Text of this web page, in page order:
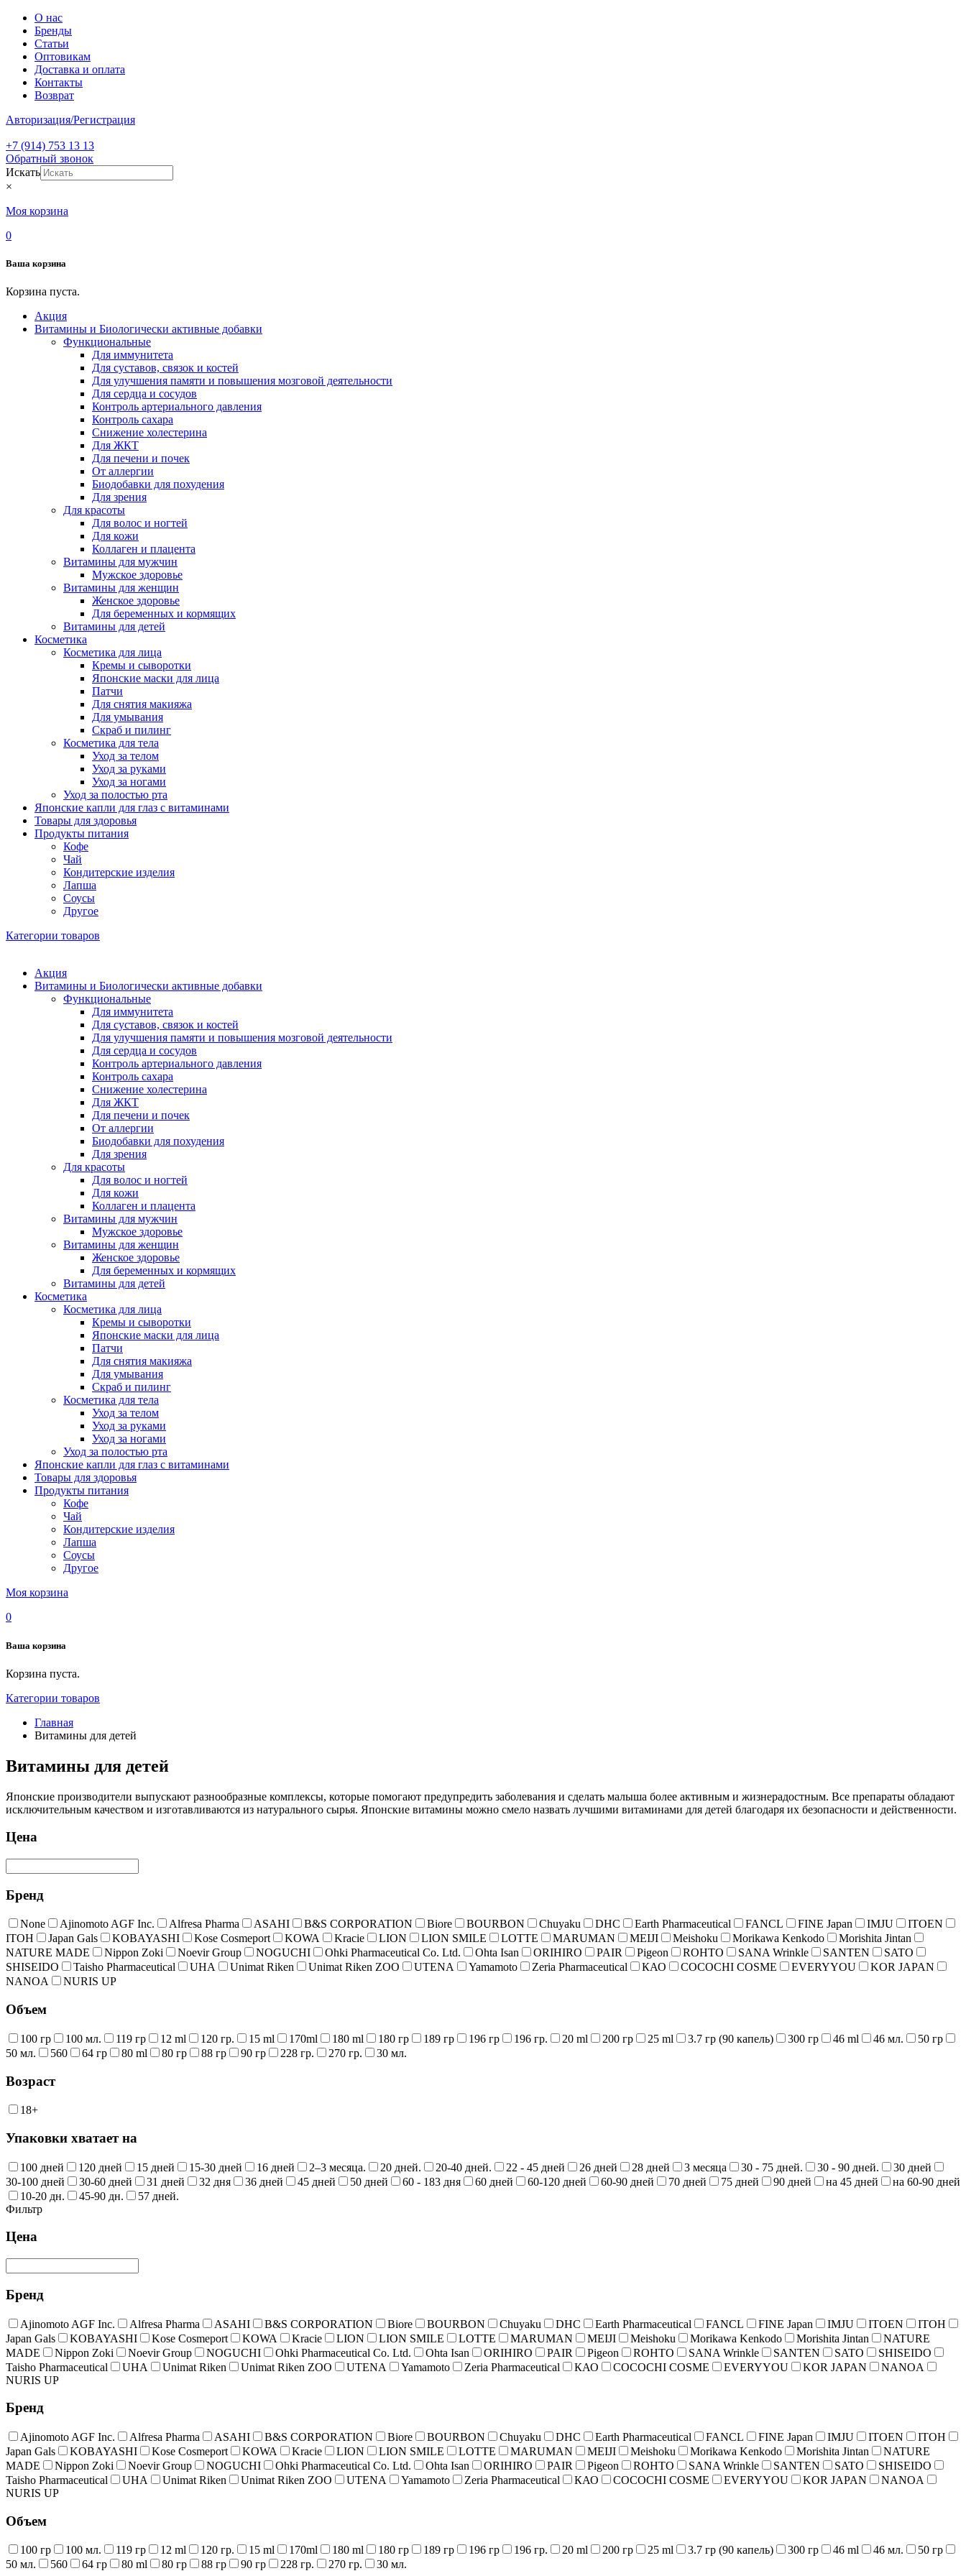
О нас
Бренды
Статьи
Оптовикам
Доставка и оплата
Контакты
Возврат
Авторизация/Регистрация
+7 (914) 753 13 13
Обратный звонок
Искать
×
Моя корзина
0
Ваша корзина
Корзина пуста.
Акция
Витамины и Биологически активные добавки
Функциональные
Для иммунитета
Для суставов, связок и костей
Для улучшения памяти и повышения мозговой деятельности
Для сердца и сосудов
Контроль артериального давления
Контроль сахара
Снижение холестерина
Для ЖКТ
Для печени и почек
От аллергии
Биодобавки для похудения
Для зрения
Для красоты
Для волос и ногтей
Для кожи
Коллаген и плацента
Витамины для мужчин
Мужское здоровье
Витамины для женщин
Женское здоровье
Для беременных и кормящих
Витамины для детей
Косметика
Косметика для лица
Кремы и сыворотки
Японские маски для лица
Патчи
Для снятия макияжа
Для умывания
Скраб и пилинг
Косметика для тела
Уход за телом
Уход за руками
Уход за ногами
Уход за полостью рта
Японские капли для глаз с витаминами
Товары для здоровья
Продукты питания
Кофе
Чай
Кондитерские изделия
Лапша
Соусы
Другое
Категории товаров
Акция
Витамины и Биологически активные добавки
Функциональные
Для иммунитета
Для суставов, связок и костей
Для улучшения памяти и повышения мозговой деятельности
Для сердца и сосудов
Контроль артериального давления
Контроль сахара
Снижение холестерина
Для ЖКТ
Для печени и почек
От аллергии
Биодобавки для похудения
Для зрения
Для красоты
Для волос и ногтей
Для кожи
Коллаген и плацента
Витамины для мужчин
Мужское здоровье
Витамины для женщин
Женское здоровье
Для беременных и кормящих
Витамины для детей
Косметика
Косметика для лица
Кремы и сыворотки
Японские маски для лица
Патчи
Для снятия макияжа
Для умывания
Скраб и пилинг
Косметика для тела
Уход за телом
Уход за руками
Уход за ногами
Уход за полостью рта
Японские капли для глаз с витаминами
Товары для здоровья
Продукты питания
Кофе
Чай
Кондитерские изделия
Лапша
Соусы
Другое
Моя корзина
0
Ваша корзина
Корзина пуста.
Категории товаров
Главная
Витамины для детей
Витамины для детей
Японские производители выпускают разнообразные комплексы, которые помогают предупредить заболевания и сделать малыша более активным и жизнерадостным. Все препараты обладают
исключительным качеством и изготавливаются из натурального сырья. Японские витамины можно смело назвать лучшими витаминами для детей благодаря их безопасности и действенности.
Цена
Бренд
None Ajinomoto AGF Inc. Alfresa Pharma ASAHI B&S CORPORATION Biore BOURBON Chuyaku DHC Earth Pharmaceutical FANCL FINE Japan IMJU
ITOEN
ITOH
Japan Gals KOBAYASHI Kose Cosmeport KOWA Kracie LION LION SMILE LOTTE MARUMAN MEIJI Meishoku Morikawa Kenkodo
Morishita Jintan
NATURE MADE
Nippon Zoki Noevir Group NOGUCHI Ohki Pharmaceutical Co. Ltd. Ohta Isan ORIHIRO PAIR Pigeon ROHTO SANA Wrinkle SANTEN
SATO
SHISEIDO
Taisho Pharmaceutical UHA Unimat Riken Unimat Riken ZOO UTENA Yamamoto Zeria Pharmaceutical КАО COCOCHI COSME EVERYYOU
KOR JAPAN
NANOA
NURIS UP
Объем
100 гр 100 мл. 119 гр 12 ml 120 гр. 15 ml 170ml 180 ml 180 гр 189 гр 196 гр 196 гр. 20 ml 200 гр 25 ml 3.7 гр (90 капель) 300 гр 46 ml 46 мл.
50 гр
50 мл.
560 64 гр 80 ml 80 гр 88 гр 90 гр 228 гр. 270 гр. 30 мл.
Возраст
18+
Упаковки хватает на
100 дней 120 дней 15 дней 15-30 дней 16 дней 2–3 месяца. 20 дней. 20-40 дней. 22 - 45 дней 26 дней 28 дней 3 месяца 30 - 75 дней. 30 - 90 дней.
30 дней
30-100 дней
30-60 дней 31 дней 32 дня 36 дней 45 дней 50 дней 60 - 183 дня 60 дней 60-120 дней 60-90 дней 70 дней 75 дней 90 дней на 45 дней
на 60-90 дней
10-20 дн.
45-90 дн.
57 дней.
Фильтр
Цена
Бренд
Ajinomoto AGF Inc. Alfresa Pharma ASAHI B&S CORPORATION Biore BOURBON Chuyaku DHC Earth Pharmaceutical FANCL FINE Japan IMJU ITOEN
ITOH
Japan Gals
KOBAYASHI Kose Cosmeport KOWA Kracie LION LION SMILE LOTTE MARUMAN MEIJI Meishoku Morikawa Kenkodo Morishita Jintan
NATURE
MADE
Nippon Zoki Noevir Group NOGUCHI Ohki Pharmaceutical Co. Ltd. Ohta Isan ORIHIRO PAIR Pigeon ROHTO SANA Wrinkle SANTEN SATO
SHISEIDO
Taisho Pharmaceutical
UHA Unimat Riken Unimat Riken ZOO UTENA Yamamoto Zeria Pharmaceutical КАО COCOCHI COSME EVERYYOU KOR JAPAN
NANOA
NURIS UP
Бренд
Ajinomoto AGF Inc. Alfresa Pharma ASAHI B&S CORPORATION Biore BOURBON Chuyaku DHC Earth Pharmaceutical FANCL FINE Japan IMJU ITOEN
ITOH
Japan Gals
KOBAYASHI Kose Cosmeport KOWA Kracie LION LION SMILE LOTTE MARUMAN MEIJI Meishoku Morikawa Kenkodo Morishita Jintan
NATURE
MADE
Nippon Zoki Noevir Group NOGUCHI Ohki Pharmaceutical Co. Ltd. Ohta Isan ORIHIRO PAIR Pigeon ROHTO SANA Wrinkle SANTEN SATO
SHISEIDO
Taisho Pharmaceutical
UHA Unimat Riken Unimat Riken ZOO UTENA Yamamoto Zeria Pharmaceutical КАО COCOCHI COSME EVERYYOU KOR JAPAN
NANOA
NURIS UP
Объем
100 гр 100 мл. 119 гр 12 ml 120 гр. 15 ml 170ml 180 ml 180 гр 189 гр 196 гр 196 гр. 20 ml 200 гр 25 ml 3.7 гр (90 капель) 300 гр 46 ml 46 мл.
50 гр
50 мл.
560 64 гр 80 ml 80 гр 88 гр 90 гр 228 гр. 270 гр. 30 мл.